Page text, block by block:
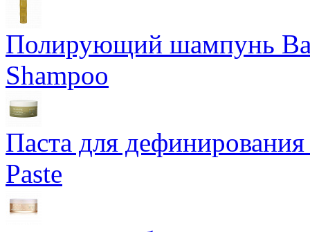
Полирующий шампунь
Shampoo
Паста для
Paste